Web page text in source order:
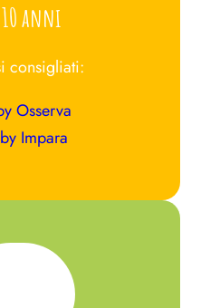
anni
consigliati:
Osserva
Impara